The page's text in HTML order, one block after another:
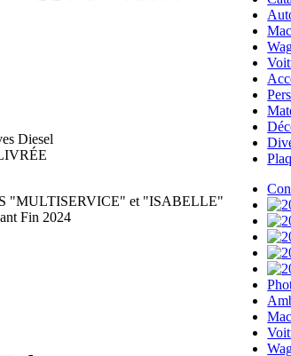
Diesel
"MULTISERVICE" et "ISABELLE"
Fin 2024